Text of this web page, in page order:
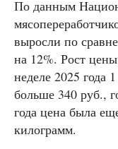
По данным
выросли по
на 12%. Рост
неделе 2025 года
больше 340 руб.,
года цена была
килограмм.